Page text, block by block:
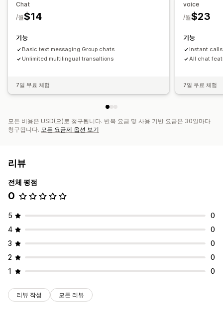
Chat
$14
/월
기능
Basic text messaging Group chats
Unlimited multilingual transaltions
7일 무료 체험
voice
$23
/월
기능
Instant
All chat
7일 무료 체험
모든 비용은 USD(으)로 청구됩니다. 반복 요금 및 사용 기반 요금은 30일마다
청구됩니다. 모든 요금제 옵션 보기
리뷰
전체 평점
0
5
0
4
0
3
0
2
0
1
0
리뷰 작성 모든 리뷰